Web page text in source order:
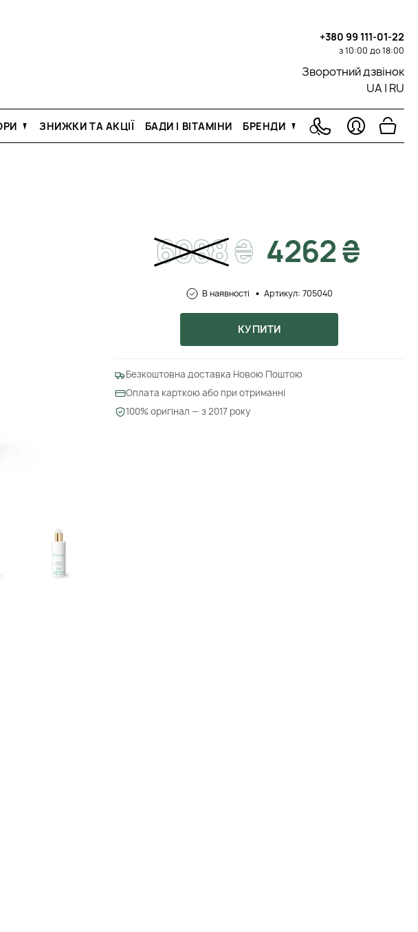
+380 99 111-01-22
з 10:00 до 18:00
Зворотний дзвінок
UA | RU
ЗНИЖКИ ТА АКЦІЇ БАДИ І ВІТАМІНИ БРЕНДИ
6088₴ 4262 ₴
В наявності Артикул: 705040
КУПИТИ
Безкоштовна доставка Новою Поштою
Оплата карткою або при отриманні
100% оригінал — з 2017 року